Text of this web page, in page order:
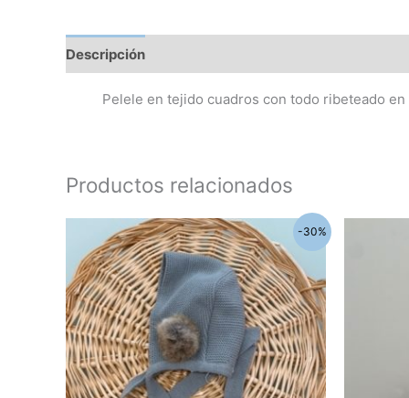
Descripción
Pelele en tejido cuadros con todo ribeteado
Productos relacionados
-30%
precio
original
era:
20,90€.
El
precio
actual
es:
14,60€.